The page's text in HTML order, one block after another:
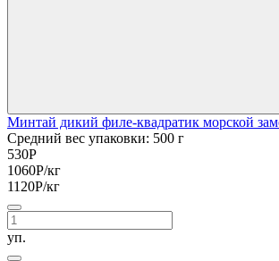
Минтай дикий филе-квадратик морской
Средний вес упаковки: 500 г
530Р
1060Р/кг
1120Р/кг
уп.